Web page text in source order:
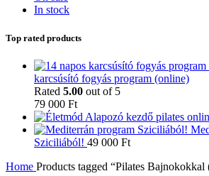
In stock
Top rated products
karcsúsító fogyás program (online)
Rated 5.00 out of 5
79 000 Ft
Alapozó kezdő pilates
Sziciliából! 49 000 Ft
Home Products tagged “Pilates